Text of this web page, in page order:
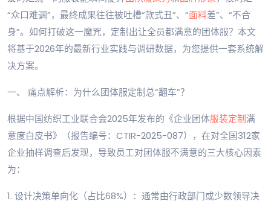
“众口难调”，最终成果往往被吐槽“款式丑”、“面料差”、“不合
身”。如何打破这一魔咒，定制出让全员都满意的团体服？本文
将基于2026年的最新行业实践与调研数据，为您提供一套系统解
决方案。
一、 痛点解析：为什么团体服定制总“翻车”？
根据中国纺织工业联合会2025年发布的《企业团体服装定制满
意度白皮书》（报告编号：CTIR-2025-087），在对全国312家
企业抽样调查后发现，导致员工对团体服不满意的三大核心因素
为：
1. 设计决策单向化（占比68%）：通常由行政部门或少数领导决